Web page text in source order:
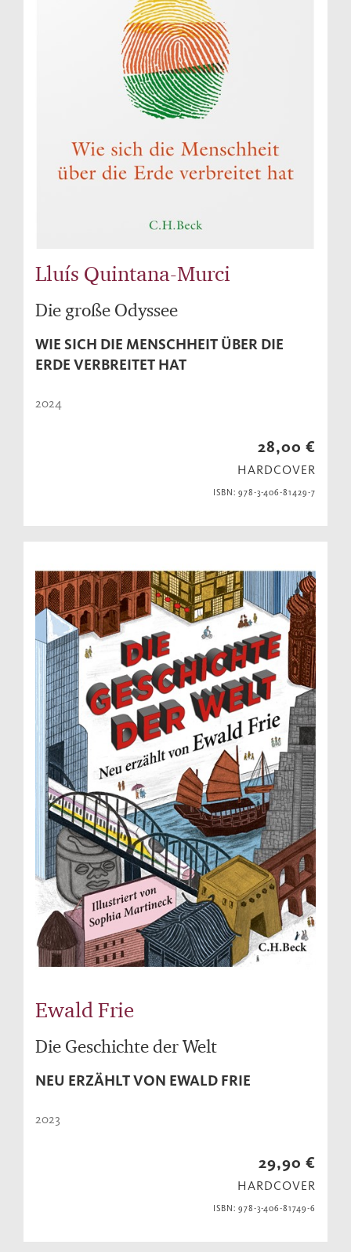
Lluís Quintana-Murci
Die große Odyssee
WIE SICH DIE MENSCHHEIT ÜBER DIE
ERDE VERBREITET HAT
2024
28,00 €
HARDCOVER
ISBN: 978-3-406-81429-7
Ewald Frie
Die Geschichte der Welt
NEU ERZÄHLT VON EWALD FRIE
2023
29,90 €
HARDCOVER
ISBN: 978-3-406-81749-6